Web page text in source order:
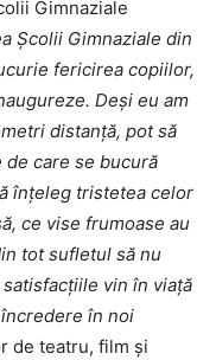
Gimnaziale
Școlii Gimnaziale din
fericirea copiilor,
Deși eu am
distanță, pot să
de care se bucură
înțeleg tristetea celor
ce vise frumoase au
tot sufletul să nu
vin în viață
în noi
de teatru, film și